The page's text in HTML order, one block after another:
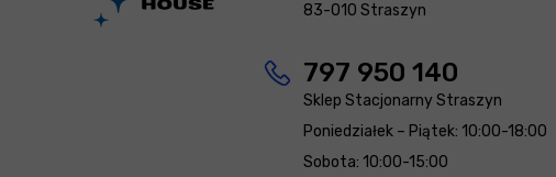
83-010 Straszyn
797 950 140
Sklep Stacjonarny Straszyn
Poniedziałek – Piątek: 10:00-18:00
Sobota: 10:00-15:00